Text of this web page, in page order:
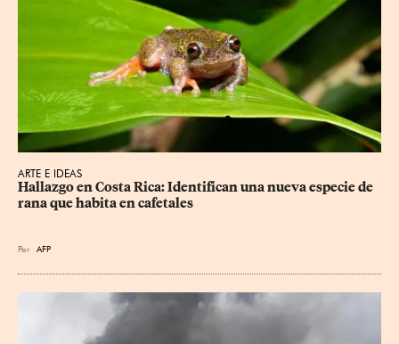
ARTE E IDEAS
Hallazgo en Costa Rica: Identifican una nueva especie de
rana que habita en cafetales
Por AFP